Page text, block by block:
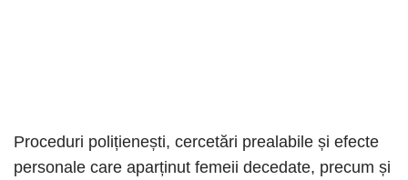
Proceduri polițienești, cercetări prealabile și efecte
personale care aparținut femeii decedate, precum și